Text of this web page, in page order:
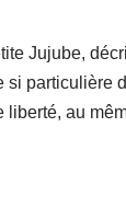
Jujube,
si particulière
au